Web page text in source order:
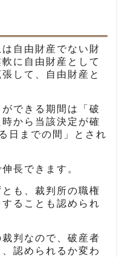
自由財産でない財
に自由財産として
して、自由財産と
できる期間は「破
から当該決定が確
日までの間」とされ
長できます。
も、裁判所の職権
ることも認められ
判なので、破産者
認められるか変わ